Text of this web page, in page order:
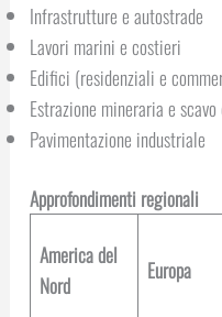
Infrastrutture e autostrade
Lavori marini e costieri
Edifici (residenziali e
Estrazione mineraria e
Pavimentazione industriale
Approfondimenti regionali
America del
Nord
Europa